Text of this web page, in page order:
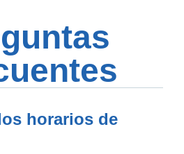
horarios de